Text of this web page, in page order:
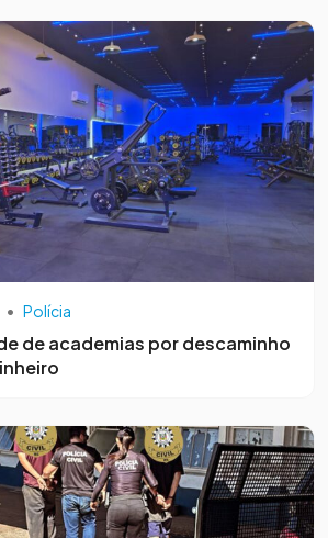
• Polícia
de academias por descaminho